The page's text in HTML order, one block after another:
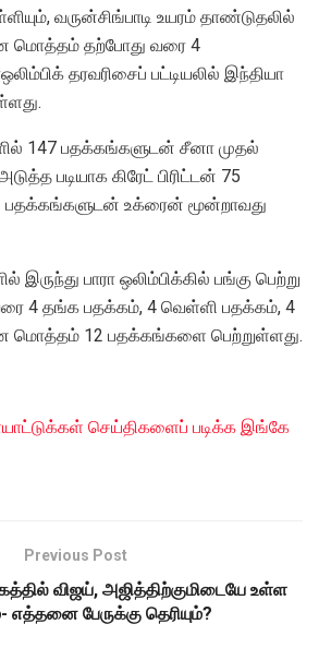
வருன்சிங்பாடி உயரம் தாண்டுதலில்
தற்போது வரை 4
தரவரிசைப் பட்டியலில் இந்தியா
147 பதக்கங்களுடன் சீனா முதல்
படியாக கிரேட் பிரிட்டன் 75
பதக்கங்களுடன் உக்ரைன் மூன்றாவது
பாரா ஒலிம்பிக்கில் பங்கு பெற்று
4 தங்க பதக்கம், 4 வெள்ளி பதக்கம், 4
12 பதக்கங்களை பெற்றுள்ளது.
செய்திகளைப் படிக்க இங்கே
Previous Post
விஜய், அஜித்திற்குமிடையே உள்ள
எத்தனை பேருக்கு தெரியும்?